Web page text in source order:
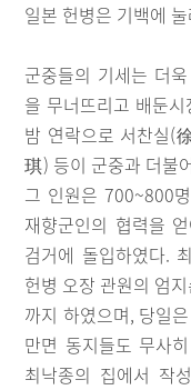
일본 헌병은 기백에
군중들의 기세는 더
을 무너뜨리고 배둔
밤 연락으로 서찬실(
琪) 등이 군중과 더불
그 인원은 700~800
재향군인의 협력을
검거에 돌입하였다.
헌병 오장 관원의 엄
까지 하였으며, 당일
만면 동지들도 무사
최낙종의 집에서 작